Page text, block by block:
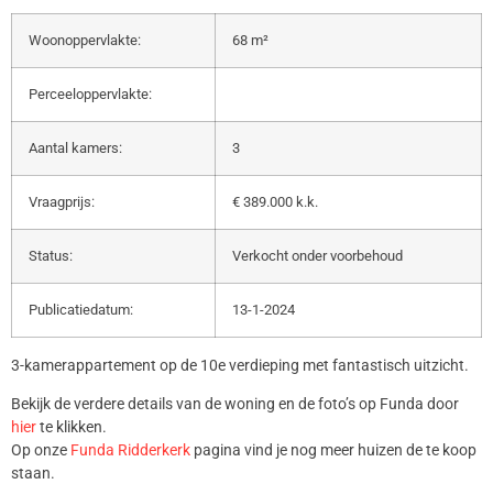
Woonoppervlakte: 68 m²
Perceeloppervlakte:
Aantal kamers: 3
Vraagprijs: € 389.000 k.k.
Status: Verkocht onder voorbehoud
Publicatiedatum: 13-1-2024
3-kamerappartement op de 10e verdieping met fantastisch uitzicht.
Bekijk de verdere details van de woning en de foto’s op Funda door
hierte klikken.
Op onze Funda Ridderkerk pagina vind je nog meer huizen de te koop
staan.